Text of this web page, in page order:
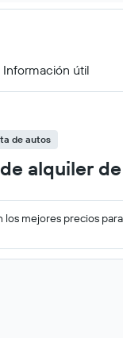
Información útil
de autos
alquiler
los mejores precios